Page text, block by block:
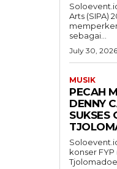
Arts (SIPA)
sebagai...
July 30, 2026
MUSIK
PECAH
DENNY
SUKSES
konser